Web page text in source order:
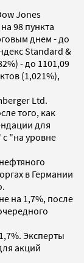
Jones
98 пункта
днем - до
Standard &
- до 1101,09
(1,021%),
Ltd.
того, как
для
"на уровне
в Германии
на 1,7%, после
Эксперты
акций